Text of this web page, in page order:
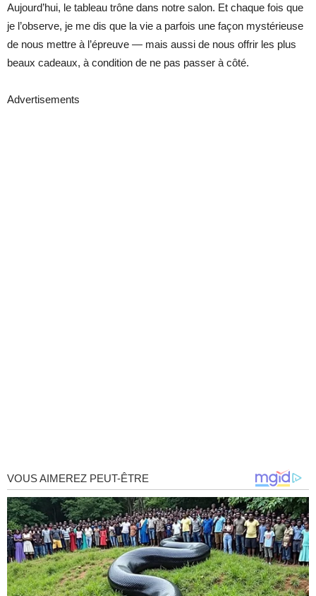
Aujourd’hui, le tableau trône dans notre salon. Et chaque fois que
je l’observe, je me dis que la vie a parfois une façon mystérieuse
de nous mettre à l’épreuve — mais aussi de nous offrir les plus
beaux cadeaux, à condition de ne pas passer à côté.
Advertisements